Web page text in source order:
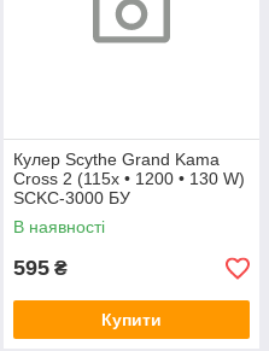
Кулер Scythe Grand Kama
Cross 2 (115x • 1200 • 130 W)
SCKC-3000 БУ
В наявності
595 ₴
Купити